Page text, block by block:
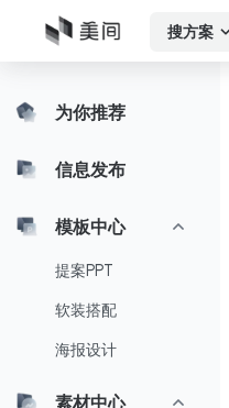
搜方案
为你推荐
信息发布
模板中心
提案PPT
软装搭配
海报设计
素材中心